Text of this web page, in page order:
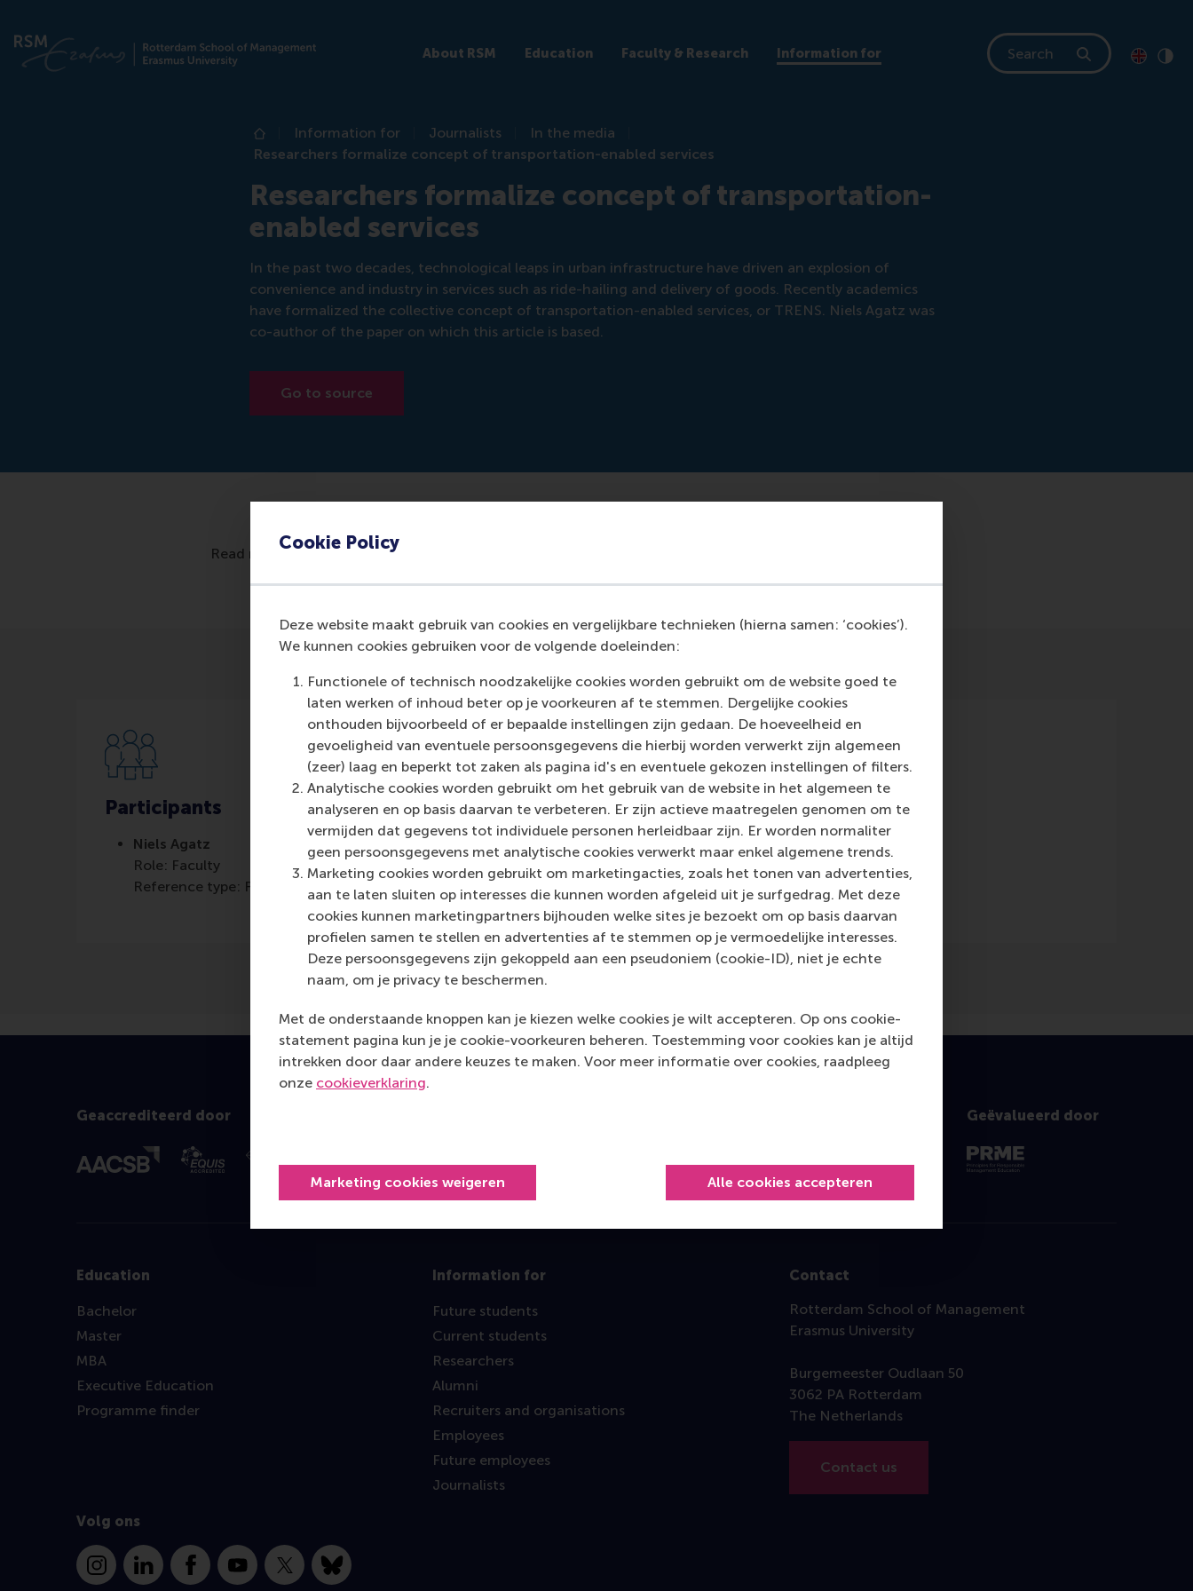
Cookie Policy
Deze website maakt gebruik van cookies en vergelijkbare technieken (hierna samen: ‘cookies’).
We kunnen cookies gebruiken voor de volgende doeleinden:
Functionele of technisch noodzakelijke cookies worden gebruikt om de website goed te
laten werken of inhoud beter op je voorkeuren af te stemmen. Dergelijke cookies
onthouden bijvoorbeeld of er bepaalde instellingen zijn gedaan. De hoeveelheid en
gevoeligheid van eventuele persoonsgegevens die hierbij worden verwerkt zijn algemeen
(zeer) laag en beperkt tot zaken als pagina id's en eventuele gekozen instellingen of filters.
Analytische cookies worden gebruikt om het gebruik van de website in het algemeen te
analyseren en op basis daarvan te verbeteren. Er zijn actieve maatregelen genomen om te
vermijden dat gegevens tot individuele personen herleidbaar zijn. Er worden normaliter
geen persoonsgegevens met analytische cookies verwerkt maar enkel algemene trends.
Marketing cookies worden gebruikt om marketingacties, zoals het tonen van advertenties,
aan te laten sluiten op interesses die kunnen worden afgeleid uit je surfgedrag. Met deze
cookies kunnen marketingpartners bijhouden welke sites je bezoekt om op basis daarvan
profielen samen te stellen en advertenties af te stemmen op je vermoedelijke interesses.
Deze persoonsgegevens zijn gekoppeld aan een pseudoniem (cookie-ID), niet je echte
naam, om je privacy te beschermen.
Met de onderstaande knoppen kan je kiezen welke cookies je wilt accepteren. Op ons cookie-
statement pagina kun je je cookie-voorkeuren beheren. Toestemming voor cookies kan je altijd
intrekken door daar andere keuzes te maken. Voor meer informatie over cookies, raadpleeg
onze cookieverklaring.
Marketing cookies weigeren Alle cookies accepteren
About RSM Education Faculty & Research Information for
Search
Home
Information for Journalists
In the media
Researchers formalize concept of transportation-enabled services
Researchers formalize concept of transportation-
enabled services
In the past two decades, technological leaps in urban infrastructure have driven an explosion of
convenience and industry in services such as ride-hailing and delivery of goods. Recently academics
have formalized the collective concept of transportation-enabled services, or TRENS. Niels Agatz was
co-author of the paper on which this article is based.
Go to source
Read more: https://techxplore.com/news/2024-08-formalize-concept-enabled.html
Participants
Niels Agatz
Role: Faculty
Reference type: Featured
Media Outlets
TechXplore (Online)
Geaccrediteerd door Geëvalueerd door
Education
Bachelor
Master
MBA
Executive Education
Programme finder
Information for
Future students
Current students
Researchers
Alumni
Recruiters and organisations
Employees
Future employees
Journalists
Contact
Rotterdam School of Management
Erasmus University
Burgemeester Oudlaan 50
3062 PA Rotterdam
The Netherlands
Contact us
Volg ons
InstagramLinkedInFacebookYouTube
X Bluesky